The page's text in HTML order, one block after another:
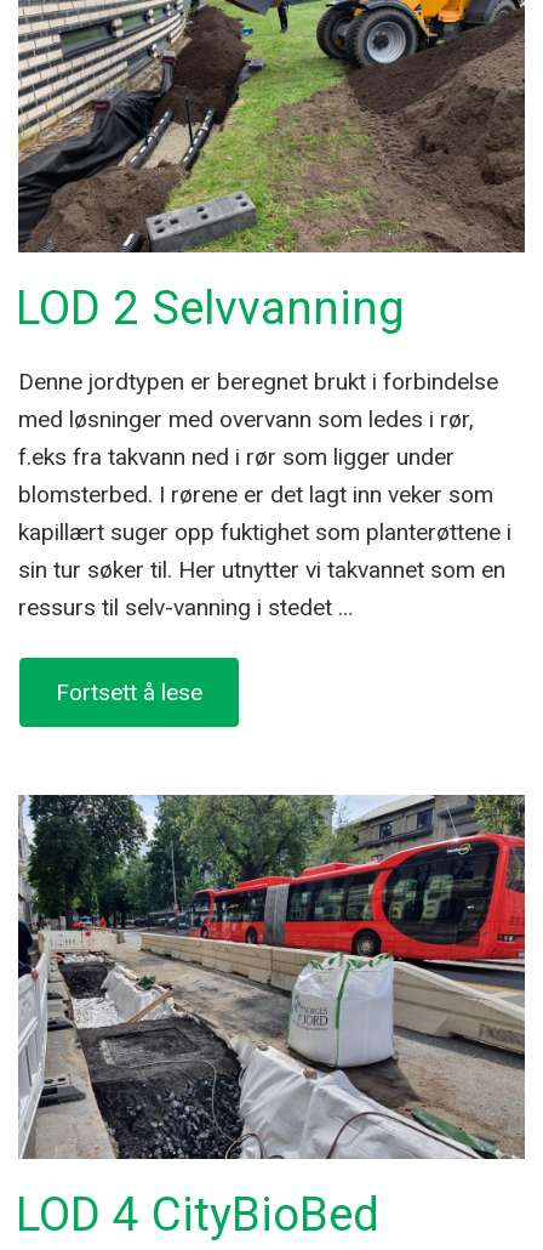
LOD 2 Selvvanning
Denne jordtypen er beregnet brukt i forbindelse
med løsninger med overvann som ledes i rør,
f.eks fra takvann ned i rør som ligger under
blomsterbed. I rørene er det lagt inn veker som
kapillært suger opp fuktighet som planterøttene i
sin tur søker til. Her utnytter vi takvannet som en
ressurs til selv-vanning i stedet …
Fortsett å lese«LOD
2
LOD 4 CityBioBed